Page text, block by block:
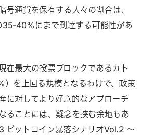
号通貨を保有する人々の割合は、
40%にまで到達する可能性があ
在最大の投票ブロックであるカト
）を上回る規模となるわけで、政策
に対してより好意的なアプローチ
ることには、疑念を挟む余地もあ
ビットコイン暴落シナリオVol.2 ～